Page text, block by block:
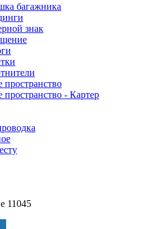
багажника
знак
пространство
пространство - Картер
11045